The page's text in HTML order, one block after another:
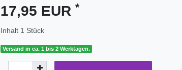
17,95 EUR *
Inhalt 1 Stück
Versand in ca. 1 bis 2 Werktagen.